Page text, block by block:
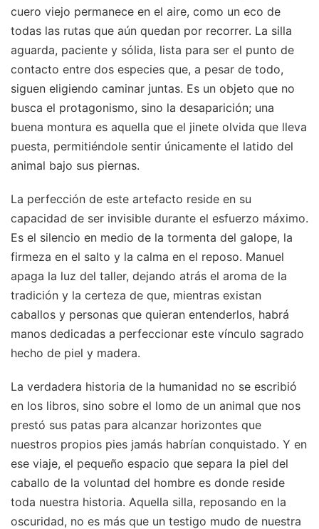
cuero viejo permanece en el aire, como un eco de
todas las rutas que aún quedan por recorrer. La silla
aguarda, paciente y sólida, lista para ser el punto de
contacto entre dos especies que, a pesar de todo,
siguen eligiendo caminar juntas. Es un objeto que no
busca el protagonismo, sino la desaparición; una
buena montura es aquella que el jinete olvida que lleva
puesta, permitiéndole sentir únicamente el latido del
animal bajo sus piernas.
La perfección de este artefacto reside en su
capacidad de ser invisible durante el esfuerzo máximo.
Es el silencio en medio de la tormenta del galope, la
firmeza en el salto y la calma en el reposo. Manuel
apaga la luz del taller, dejando atrás el aroma de la
tradición y la certeza de que, mientras existan
caballos y personas que quieran entenderlos, habrá
manos dedicadas a perfeccionar este vínculo sagrado
hecho de piel y madera.
La verdadera historia de la humanidad no se escribió
en los libros, sino sobre el lomo de un animal que nos
prestó sus patas para alcanzar horizontes que
nuestros propios pies jamás habrían conquistado. Y en
ese viaje, el pequeño espacio que separa la piel del
caballo de la voluntad del hombre es donde reside
toda nuestra historia. Aquella silla, reposando en la
oscuridad, no es más que un testigo mudo de nuestra